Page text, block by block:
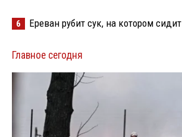
6 Ереван рубит сук, на котором сидит
Главное сегодня